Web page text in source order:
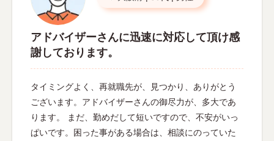
アドバイザーさんに迅速に対応して頂け感
謝しております。
タイミングよく、再就職先が、見つかり、ありがとう
ございます。アドバイザーさんの御尽力が、多大であ
ります。 まだ、勤めだして短いですので、不安がいっ
ぱいです。困った事がある場合は、相談にのっていた